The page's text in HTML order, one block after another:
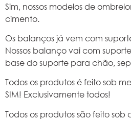
Sim, nossos modelos de
cimento.
Os balanços já vem com
Nossos balanço vai com
base do suporte para chão,
Todos os produtos é feito sob
SIM! Exclusivamente todos!
Todos os produtos são feito sob